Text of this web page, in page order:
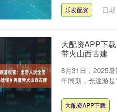
乐发配资 日
大配资APP下
带火山西古建
8月31日，2025
年同期，长途游
大配资APP下载